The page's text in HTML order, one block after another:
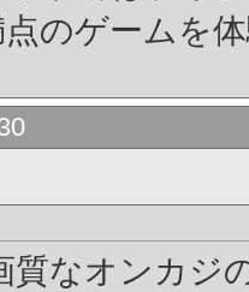
のゲームを
質なオンカジ